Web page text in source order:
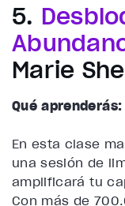
5.
Marie
Qué aprenderás:
En esta clase
una sesión de
amplificará tu
Con más de